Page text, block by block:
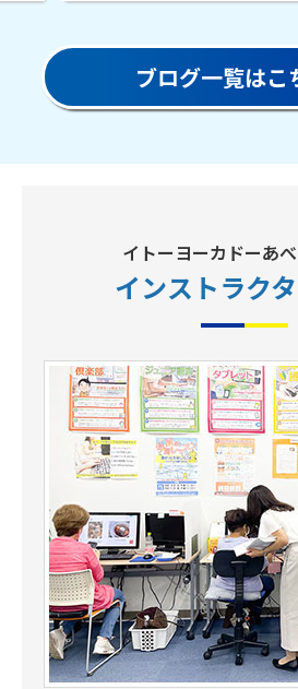
ブログ一覧はこ
イトーヨーカドーあ
インストラク